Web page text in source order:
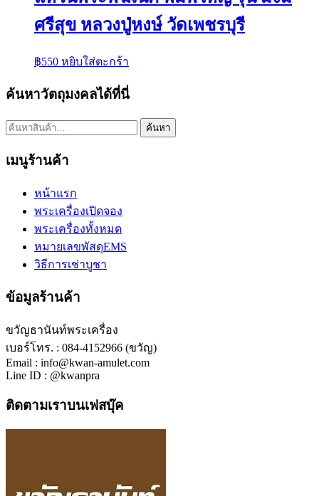
ศรีสุข หลวงปู่หงษ์ วัดเพชรบุรี
฿550 หยิบใส่ตะกร้า
ค้นหาวัตถุมงคลได้ที่นี่
ค้นหา: ค้นหา
เมนูร้านค้า
หน้าแรก
พระเครื่องเปิดจอง
พระเครื่องทั้งหมด
หมายเลขพัสดุEMS
วิธีการเช่าบูชา
ข้อมูลร้านค้า
ขวัญธานันท์พระเครื่อง
เบอร์โทร. : 084-4152966 (ขวัญ)
Email : info@kwan-amulet.com
Line ID : @kwanpra
ติดตามเราบนเฟสบุ๊ค